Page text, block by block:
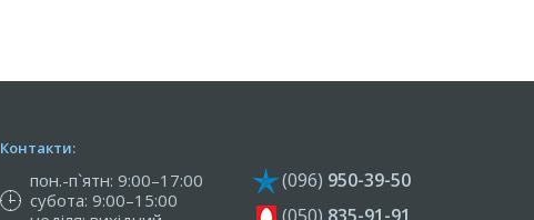
Контакти:
пон.-п`ятн: 9:00–17:00
субота: 9:00–15:00
(096) 950-39-50